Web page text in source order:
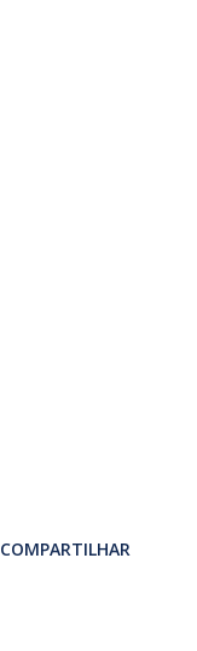
COMPARTILHAR